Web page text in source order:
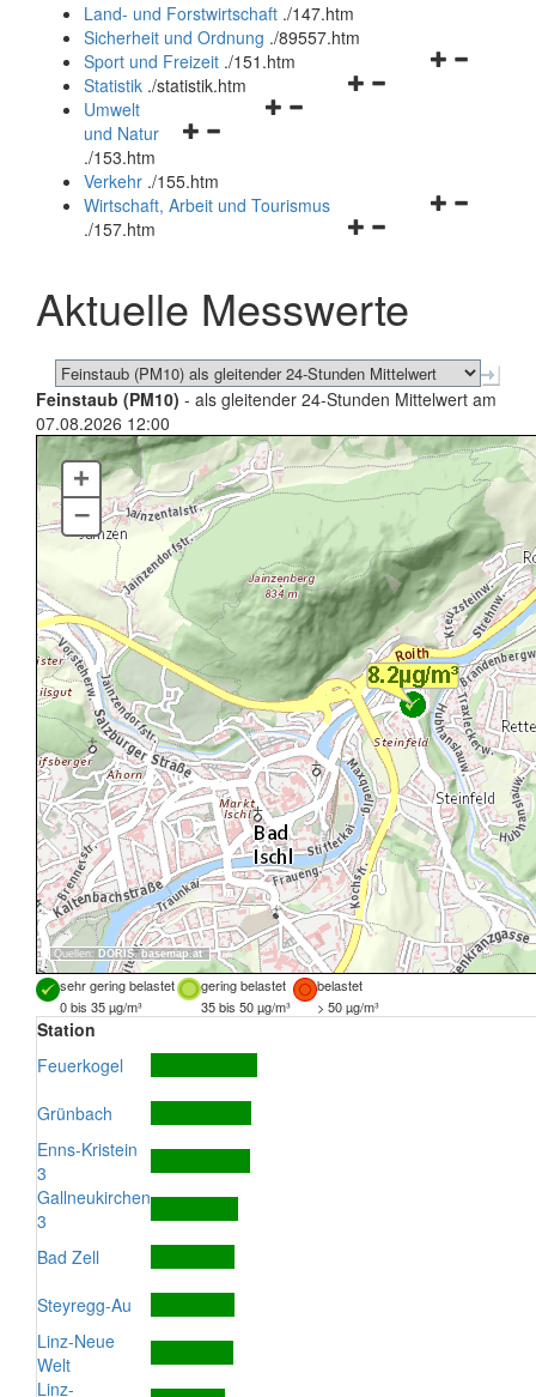
und
schließen
Land- und Forstwirtschaft ./147.htm
Sicherheit und Ordnung ./89557.htm
Navigationsmenü
Sport und Freizeit ./151.htm
Navigationsmenü
Statistik ./statistik.htm
Navigationsmenü
und
schließen
Umwelt
und Natur
./153.htm
Verkehr ./155.htm
Navigationsmenü
schließen
Wirtschaft, Arbeit und Tourismus
./157.htm
Aktuelle Messwerte
Feinstaub (PM10) - als gleitender 24-Stunden Mittelwert am
07.08.2026 12:00
Quellen: DORIS, basemap.at
+
–
sehr gering belastet gering belastet
belastet
0 bis 35 µg/m³
35 bis 50 µg/m³ > 50 µg/m³
Station
Feuerkogel
Grünbach
Enns-Kristein
3
Gallneukirchen
3
Bad Zell
Steyregg-Au
Linz-Neue
Welt
Linz-